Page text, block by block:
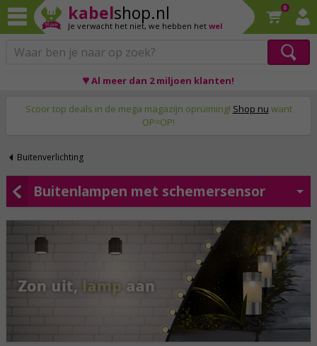
kabelshop.nl
Je verwacht het niet, we hebben het wel
0
♥ Al meer dan 2 miljoen klanten!
Scoor top deals in de mega magazijn opruiming! Shop nu want
OP=OP!
Buitenverlichting
Buitenlampen met schemersensor